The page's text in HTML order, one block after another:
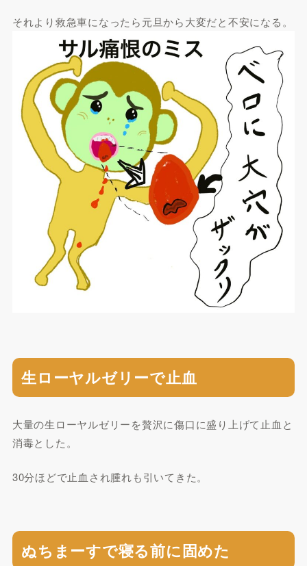
それより救急車になったら元旦から大変だと不安になる。
生ローヤルゼリーで止血
大量の生ローヤルゼリーを贅沢に傷口に盛り上げて止血と
消毒とした。
30分ほどで止血され腫れも引いてきた。
ぬちまーすで寝る前に固めた